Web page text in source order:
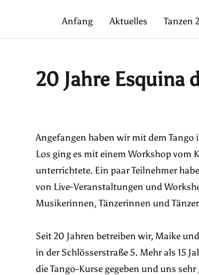
Anfang Aktuelles Tanzen
20 Jahre Esquina
Angefangen haben wir mit dem
Los ging es mit einem Workshop vom
unterrichtete. Ein paar Teilnehmer
von Live-Veranstaltungen und
Musikerinnen, Tänzerinnen und
Seit 20 Jahren betreiben wir, Maike
in der Schlösserstraße 5. Mehr als 15
die Tango-Kurse gegeben und uns